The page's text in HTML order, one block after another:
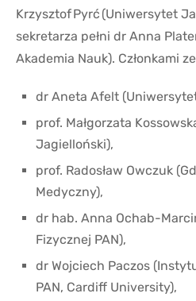
Krzysztof Pyrć (Uniwersytet
sekretarza pełni dr Anna
Akademia Nauk). Członkami
dr Aneta Afelt
prof. Małgorzata
Jagielloński),
prof. Radosław Owczuk
Medyczny),
dr hab. Anna Ochab-
Fizycznej PAN),
dr Wojciech Paczos
PAN, Cardiff University),